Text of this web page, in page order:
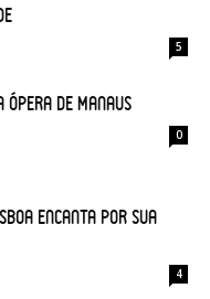
5
de Manaus
0
encanta por sua
4